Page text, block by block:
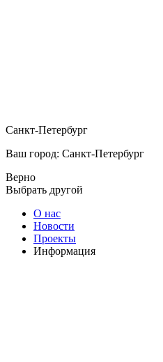
Санкт-Петербург
Ваш город: Санкт-Петербург
Верно
Выбрать другой
О нас
Новости
Проекты
Информация